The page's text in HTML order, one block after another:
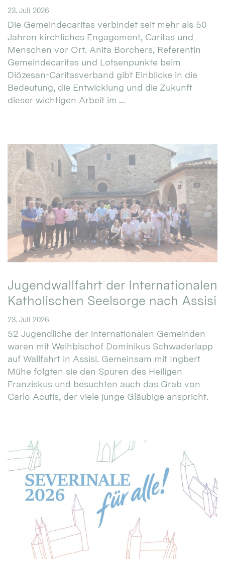
23. Juli 2026
Die Gemeindecaritas verbindet seit mehr als 50
Jahren kirchliches Engagement, Caritas und
Menschen vor Ort. Anita Borchers, Referentin
Gemeindecaritas und Lotsenpunkte beim
Diözesan-Caritasverband gibt Einblicke in die
Bedeutung, die Entwicklung und die Zukunft
dieser wichtigen Arbeit im ...
Jugendwallfahrt der Internationalen
Katholischen Seelsorge nach Assisi
23. Juli 2026
52 Jugendliche der internationalen Gemeinden
waren mit Weihbischof Dominikus Schwaderlapp
auf Wallfahrt in Assisi. Gemeinsam mit Ingbert
Mühe folgten sie den Spuren des Heiligen
Franziskus und besuchten auch das Grab von
Carlo Acutis, der viele junge Gläubige anspricht.